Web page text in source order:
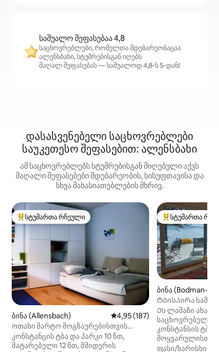
საშუალო შეფასებაა 4,8
საცხოვრებლები, რომელთა მდებარეობაცაა
ალენსბახი, სტუმრებისგან იღებს
მაღალ შეფასებას — საშუალოდ 4,8‑ს 5‑დან!
დასასვენებელი საცხოვრებლები
საუკეთესო შეფასებით: ალენსბახი
ამ საცხოვრებლებს სტუმრებისგან მიღებული აქვს
მაღალი შეფასებები მდებარეობის, სისუფთავისა და
სხვა მახასიათებლების მხრივ.
სტუმართა რჩეული მოწინავე ვარიანტი
სტუმართა რჩეული
ბინა (Allensbach) საშუალო შეფასებაა 5‑დან
4,95 (187)
ოთახი მარტო მოგზაურებისთვის
ალენსბახში!
კონსტანცის ტბა და პარკი 10 წთ,
მატარებელი 12 წთ, შმიდერის
სტუმართა
სტუმართა
ბინა (Bodman-
n)
Ტბისპირა
Ეს ლამაზი ახალი
საცხოვრებელი
კონსტანსის
ფასი/ხარისხი